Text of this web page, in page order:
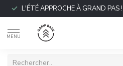
L'ÉTÉ APPROCHE À GRAND PAS !
MENU